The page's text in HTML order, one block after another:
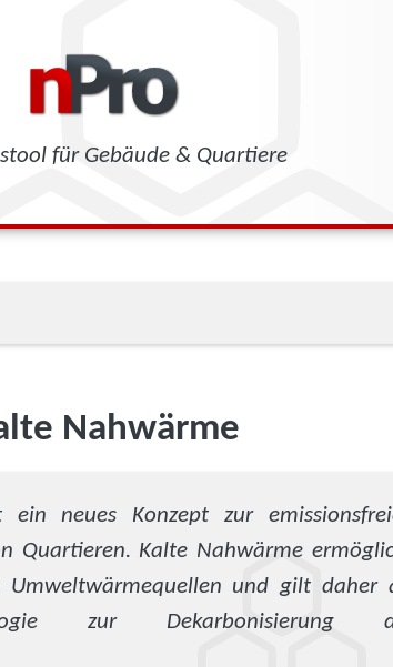
für Gebäude & Quartiere
Nahwärme
neues Konzept zur
Quartieren. Kalte Nahwärme
Umweltwärmequellen und gilt daher
zur Dekarbonisierung